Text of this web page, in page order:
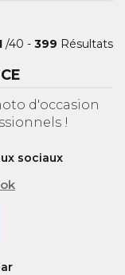
/40 - 399 Résultats
d'occasion
!
sociaux